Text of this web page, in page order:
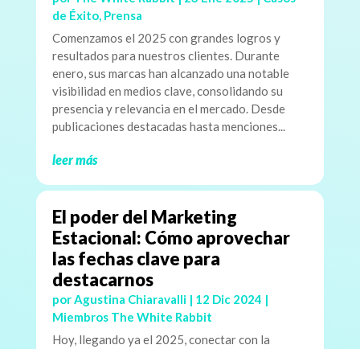
de Éxito, Prensa
Comenzamos el 2025 con grandes logros y
resultados para nuestros clientes. Durante
enero, sus marcas han alcanzado una notable
visibilidad en medios clave, consolidando su
presencia y relevancia en el mercado. Desde
publicaciones destacadas hasta menciones...
leer más
El poder del Marketing
Estacional: Cómo aprovechar
las fechas clave para
destacarnos
porAgustina Chiaravalli| 12 Dic 2024 |
Miembros The White Rabbit
Hoy, llegando ya el 2025, conectar con la